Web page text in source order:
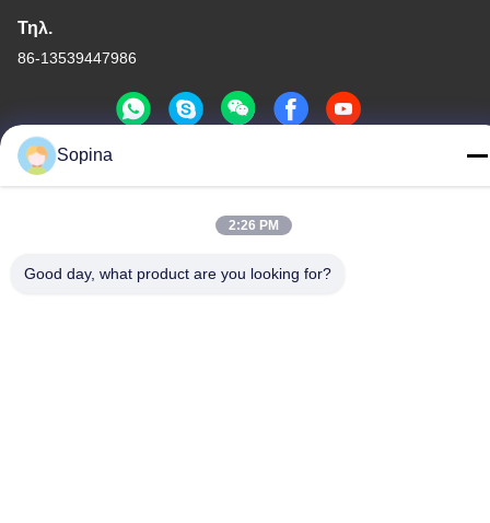
Τηλ.
86-13539447986
Καλή ποιότητα της Κίνας υβριδικός βηματικός κινητήρας
Προμηθευτής. Πνευματικά δικαιώματα © 2023-2026
GUANGZHOU FUDE ELECTRONIC TECHNOLOGY CO.,LTD .
Διατηρούνται όλα τα πνευματικά δικαιώματα.
Sopina
2:26 PM
Good day, what product are you looking for?